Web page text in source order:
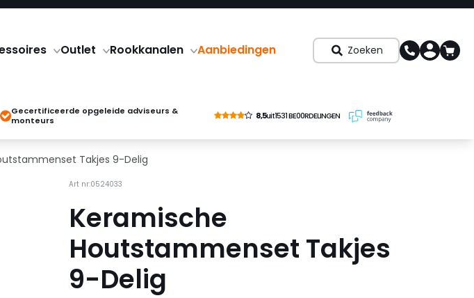
Outlet Rookkanalen Aanbiedingen Zoeken
Gecertificeerde opgeleide adviseurs &
monteurs
8,5uit1531 BE00RDELINGEN
Takjes 9-Delig
Art nr:0524033
Keramische
Houtstammenset Takjes
9-Delig